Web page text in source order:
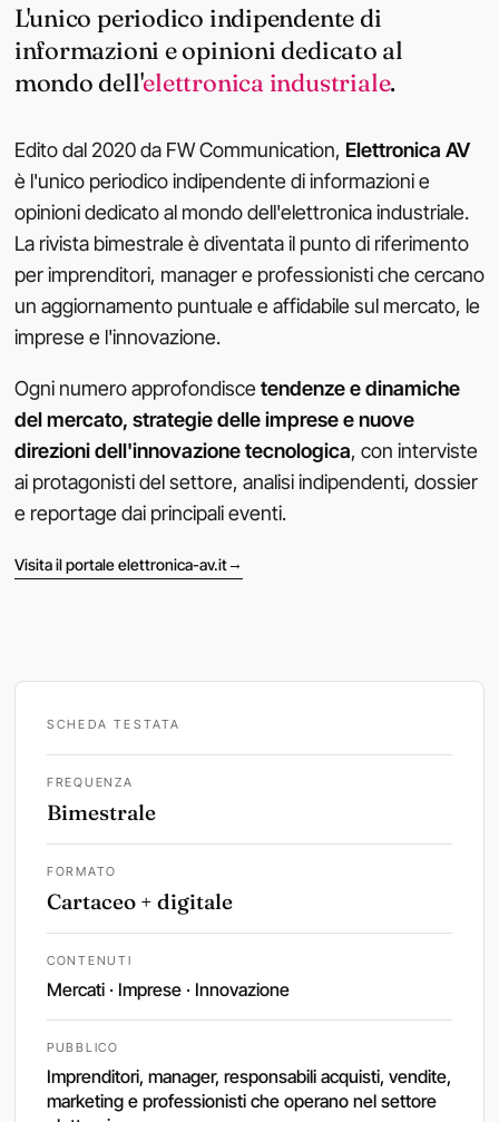
L'unico periodico indipendente di
informazioni e opinioni dedicato al
mondo dell'elettronica industriale.
Edito dal 2020 da FW Communication, Elettronica AV
è l'unico periodico indipendente di informazioni e
opinioni dedicato al mondo dell'elettronica industriale.
La rivista bimestrale è diventata il punto di riferimento
per imprenditori, manager e professionisti che cercano
un aggiornamento puntuale e affidabile sul mercato, le
imprese e l'innovazione.
Ogni numero approfondisce tendenze e dinamiche
del mercato, strategie delle imprese e nuove
direzioni dell'innovazione tecnologica, con interviste
ai protagonisti del settore, analisi indipendenti, dossier
e reportage dai principali eventi.
Visita il portale elettronica-av.it→
SCHEDA TESTATA
FREQUENZA
Bimestrale
FORMATO
Cartaceo + digitale
CONTENUTI
Mercati · Imprese · Innovazione
PUBBLICO
Imprenditori, manager, responsabili acquisti, vendite,
marketing e professionisti che operano nel settore